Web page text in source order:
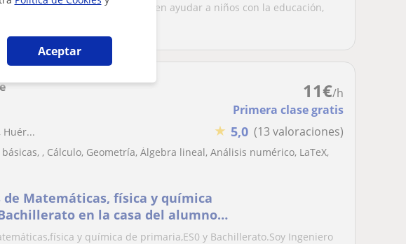
Aceptar
joven con algo de experiencia en ayudar a niños con la educación,
11€/h
Primera clase gratis
★ 5,0 (13 valoraciones)
Huér...
, Cálculo, Geometría, Álgebra lineal, Análisis numérico, LaTeX,
de Matemáticas, física y química
en la casa del alumno u
y química de primaria,ES0 y Bachillerato.Soy Ingeniero